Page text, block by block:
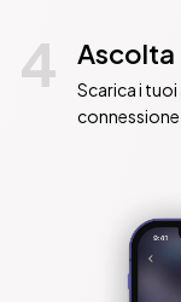
4
Scarica i
connessione